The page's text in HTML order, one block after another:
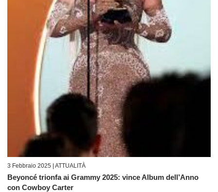
3 Febbraio 2025 | ATTUALITÀ
Beyoncé trionfa ai Grammy 2025: vince Album dell’Anno
con Cowboy Carter